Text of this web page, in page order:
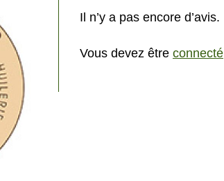
Il n’y a pas encore d’avis.
Vous devez être connecté